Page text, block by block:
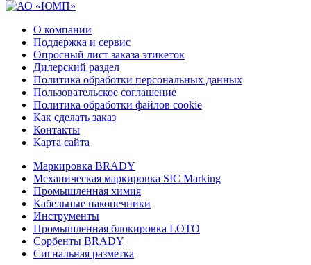
О компании
Поддержка и сервис
Опросный лист заказа этикеток
Дилерский раздел
Политика обработки персональных данных
Пользовательское соглашение
Политика обработки файлов cookie
Как сделать заказ
Контакты
Карта сайта
Маркировка BRADY
Механическая маркировка SIC Marking
Промышленная химия
Кабельные наконечники
Инструменты
Промышленная блокировка LOTO
Сорбенты BRADY
Сигнальная разметка